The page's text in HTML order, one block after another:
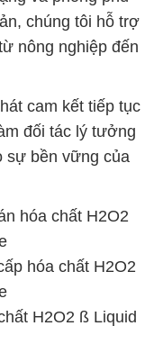
chúng tôi hỗ trợ
nông nghiệp đến
cam kết tiếp tục
đối tác lý tưởng
sự bền vững của
hóa chất H2O2
hóa chất H2O2
H2O2 ß Liquid